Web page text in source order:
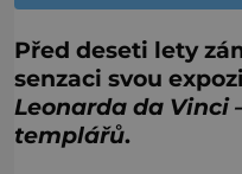
Před deseti lety
senzaci svou
Leonarda da Vinci
templářů.